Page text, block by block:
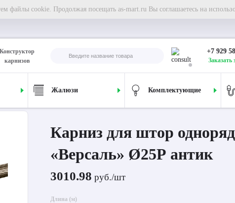
файлы cookie. Продолжая посещать as-mart.ru Вы соглашаетесь на
Конструктор
карнизов
+7 929
Заказать
Жалюзи Комплектующие
Карниз для штор
«Версаль» Ø25Р антик
3010.98 руб./шт
Длина (м)